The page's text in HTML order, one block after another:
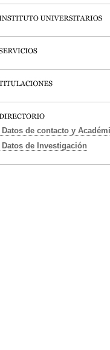
Datos de contacto y
Datos de Investigación